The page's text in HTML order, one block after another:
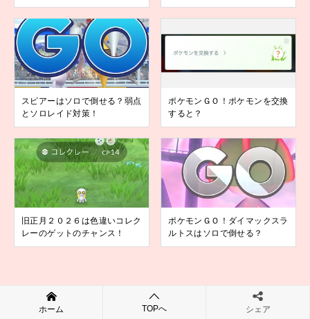
スピアーはソロで倒せる？弱点
とソロレイド対策！
ポケモンＧＯ！ポケモンを交換
すると？
旧正月２０２６は色違いコレク
レーのゲットのチャンス！
ポケモンＧＯ！ダイマックスラ
ルトスはソロで倒せる？
ホーム TOPへ シェア